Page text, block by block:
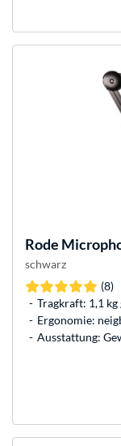
Rode
schwarz
(8)
Tragkraft: 1,1 kg
Ergonomie:
Ausstattung: